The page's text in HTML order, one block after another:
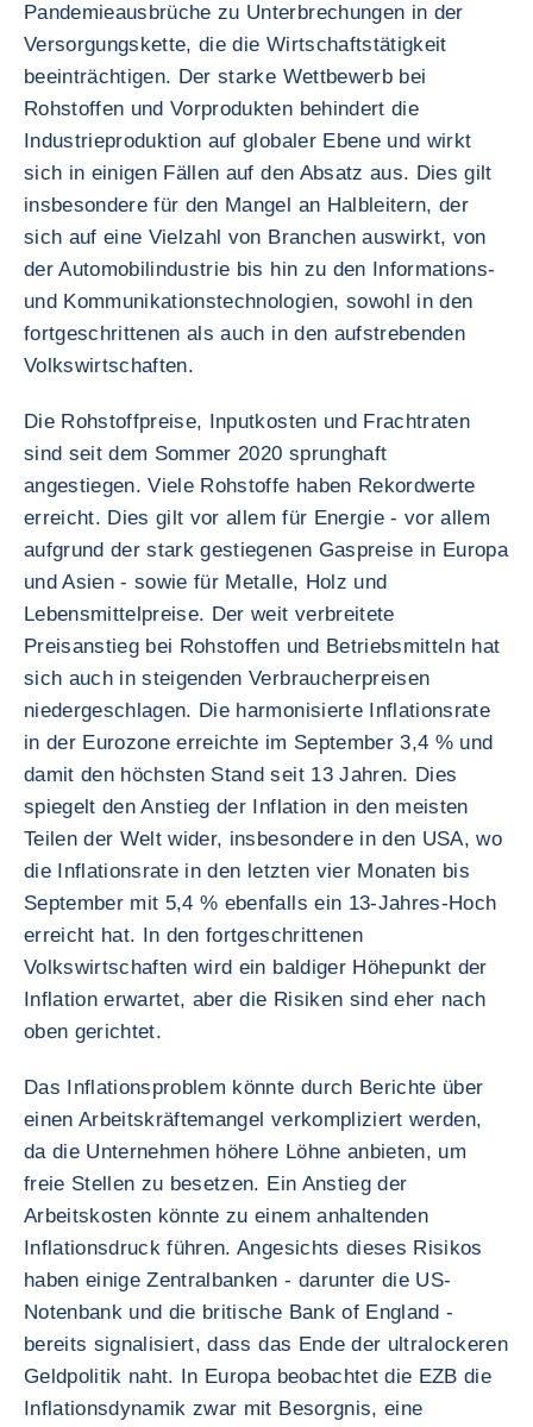
Pandemieausbrüche zu Unterbrechungen in der
Versorgungskette, die die Wirtschaftstätigkeit
beeinträchtigen. Der starke Wettbewerb bei
Rohstoffen und Vorprodukten behindert die
Industrieproduktion auf globaler Ebene und wirkt
sich in einigen Fällen auf den Absatz aus. Dies gilt
insbesondere für den Mangel an Halbleitern, der
sich auf eine Vielzahl von Branchen auswirkt, von
der Automobilindustrie bis hin zu den Informations-
und Kommunikationstechnologien, sowohl in den
fortgeschrittenen als auch in den aufstrebenden
Volkswirtschaften.
Die Rohstoffpreise, Inputkosten und Frachtraten
sind seit dem Sommer 2020 sprunghaft
angestiegen. Viele Rohstoffe haben Rekordwerte
erreicht. Dies gilt vor allem für Energie - vor allem
aufgrund der stark gestiegenen Gaspreise in Europa
und Asien - sowie für Metalle, Holz und
Lebensmittelpreise. Der weit verbreitete
Preisanstieg bei Rohstoffen und Betriebsmitteln hat
sich auch in steigenden Verbraucherpreisen
niedergeschlagen. Die harmonisierte Inflationsrate
in der Eurozone erreichte im September 3,4 % und
damit den höchsten Stand seit 13 Jahren. Dies
spiegelt den Anstieg der Inflation in den meisten
Teilen der Welt wider, insbesondere in den USA, wo
die Inflationsrate in den letzten vier Monaten bis
September mit 5,4 % ebenfalls ein 13-Jahres-Hoch
erreicht hat. In den fortgeschrittenen
Volkswirtschaften wird ein baldiger Höhepunkt der
Inflation erwartet, aber die Risiken sind eher nach
oben gerichtet.
Das Inflationsproblem könnte durch Berichte über
einen Arbeitskräftemangel verkompliziert werden,
da die Unternehmen höhere Löhne anbieten, um
freie Stellen zu besetzen. Ein Anstieg der
Arbeitskosten könnte zu einem anhaltenden
Inflationsdruck führen. Angesichts dieses Risikos
haben einige Zentralbanken - darunter die US-
Notenbank und die britische Bank of England -
bereits signalisiert, dass das Ende der ultralockeren
Geldpolitik naht. In Europa beobachtet die EZB die
Inflationsdynamik zwar mit Besorgnis, eine